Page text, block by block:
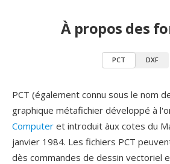
À propos des
PCT DXF
PCT (également connu sous le nom
graphique métafichier développé à
Computer et introduit àux cotes du
janvier 1984. Les fichiers PCT
dès commandes de dessin vectoriel